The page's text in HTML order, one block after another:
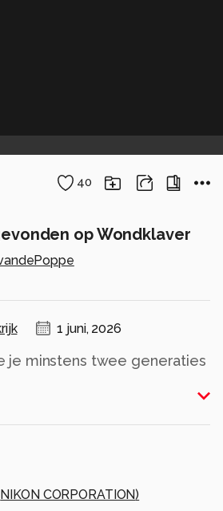
40
op Wondklaver
1 juni, 2026
je minstens twee generaties
Icarusblauwtjes die actief
zetten hun eitjes dan al af.
planten zich opnieuw voort.
De vlinders vliegen dan
NIKON CORPORATION)